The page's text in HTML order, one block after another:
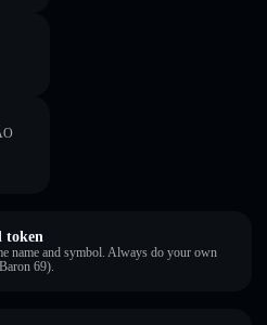
token
name and symbol. Always do your own
69).